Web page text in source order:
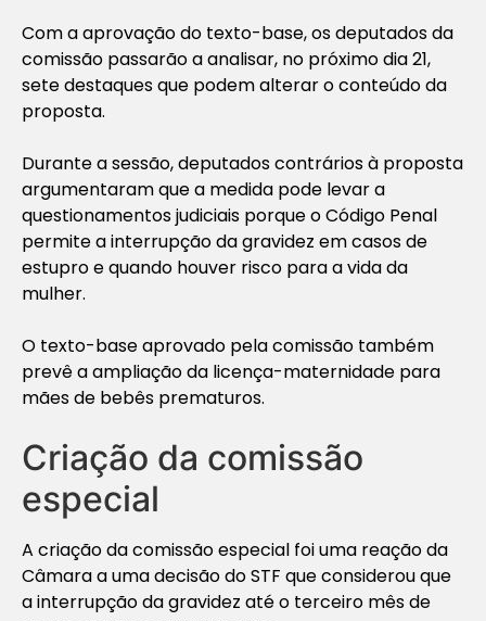
Com a aprovação do texto-base, os deputados da
comissão passarão a analisar, no próximo dia 21,
sete destaques que podem alterar o conteúdo da
proposta.
Durante a sessão, deputados contrários à proposta
argumentaram que a medida pode levar a
questionamentos judiciais porque o Código Penal
permite a interrupção da gravidez em casos de
estupro e quando houver risco para a vida da
mulher.
O texto-base aprovado pela comissão também
prevê a ampliação da licença-maternidade para
mães de bebês prematuros.
Criação da comissão
especial
A criação da comissão especial foi uma reação da
Câmara a uma decisão do STF que considerou que
a interrupção da gravidez até o terceiro mês de